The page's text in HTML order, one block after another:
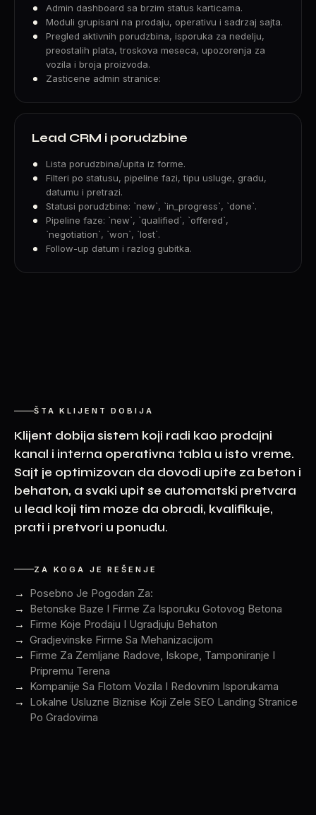
Admin dashboard sa brzim status karticama.
Moduli grupisani na prodaju, operativu i sadrzaj sajta.
Pregled aktivnih porudzbina, isporuka za nedelju,
preostalih plata, troskova meseca, upozorenja za
vozila i broja proizvoda.
Zasticene admin stranice:
Lead CRM i porudzbine
Lista porudzbina/upita iz forme.
Filteri po statusu, pipeline fazi, tipu usluge, gradu,
datumu i pretrazi.
Statusi porudzbine: `new`, `in_progress`, `done`.
Pipeline faze: `new`, `qualified`, `offered`,
`negotiation`, `won`, `lost`.
Follow-up datum i razlog gubitka.
ŠTA KLIJENT DOBIJA
Klijent dobija sistem koji radi kao prodajni
kanal i interna operativna tabla u isto vreme.
Sajt je optimizovan da dovodi upite za beton i
behaton, a svaki upit se automatski pretvara
u lead koji tim moze da obradi, kvalifikuje,
prati i pretvori u ponudu.
ZA KOGA JE REŠENJE
Posebno Je Pogodan Za:
Betonske Baze I Firme Za Isporuku Gotovog Betona
Firme Koje Prodaju I Ugradjuju Behaton
Gradjevinske Firme Sa Mehanizacijom
Firme Za Zemljane Radove, Iskope, Tamponiranje I
Pripremu Terena
Kompanije Sa Flotom Vozila I Redovnim Isporukama
Lokalne Usluzne Biznise Koji Zele SEO Landing Stranice
Po Gradovima